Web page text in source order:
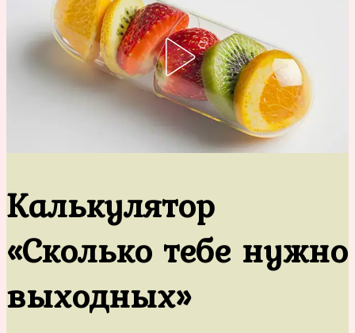
Калькулятор
«Сколько тебе нужно
выходных»